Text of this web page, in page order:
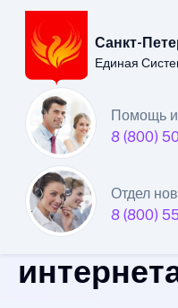
Санкт-
Единая
Помощь
8 (800)
Отдел
8 (800)
Санкт-
филиал
Единой